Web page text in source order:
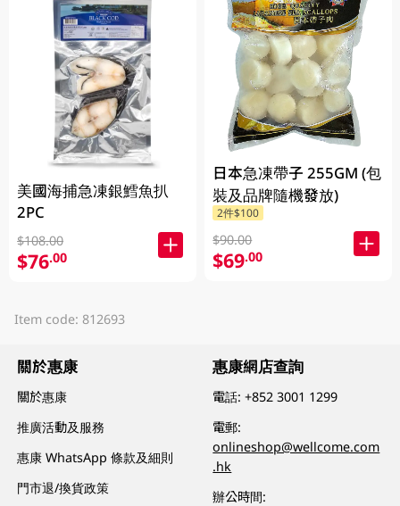
美國海捕急凍銀鱈魚扒
2PC
$108.00
$76.00
日本急凍帶子 255GM (包
裝及品牌隨機發放)
2件$100
$90.00
$69.00
Item code: 812693
關於惠康
關於惠康
推廣活動及服務
惠康 WhatsApp 條款及細則
門市退/換貨政策
惠康網店查詢
電話:+852 3001 1299
電郵:
onlineshop@wellcome.com
.hk
辦公時間: